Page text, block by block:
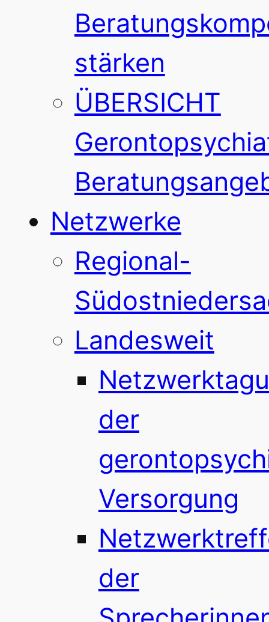
stärken
ÜBERSICHT
Netzwerke
Regional-
Landesweit
der
Versorgung
der